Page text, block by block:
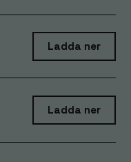
Ladda ner
Ladda ner